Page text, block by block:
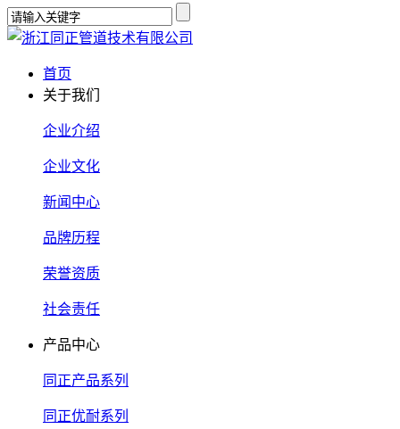
首页
关于我们
企业介绍
企业文化
新闻中心
品牌历程
荣誉资质
社会责任
产品中心
同正产品系列
同正优耐系列